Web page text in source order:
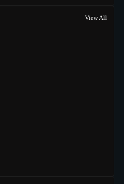
View All